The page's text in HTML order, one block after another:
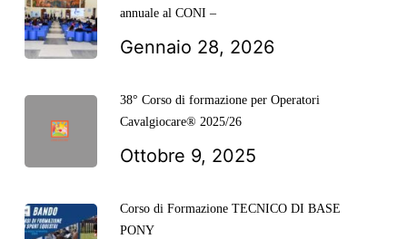
annuale al CONI –
Gennaio 28, 2026
38° Corso di formazione per Operatori
Cavalgiocare® 2025/26
Ottobre 9, 2025
Corso di Formazione TECNICO DI BASE
PONY